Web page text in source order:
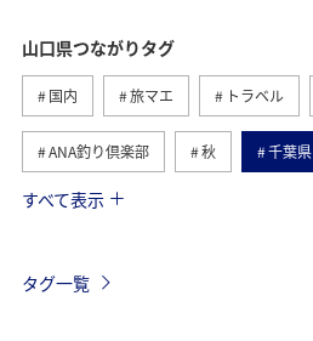
山口県つながりタグ
国内 旅マエ トラベル
ANA釣り倶楽部 秋 千葉県
夏 旅ナカ
すべて表示
タグ一覧